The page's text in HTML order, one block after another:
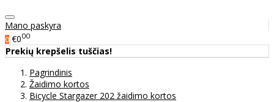
Mano paskyra
0 €000
Prekių krepšelis tuščias!
Pagrindinis
Žaidimo kortos
Bicycle Stargazer 202 žaidimo kortos